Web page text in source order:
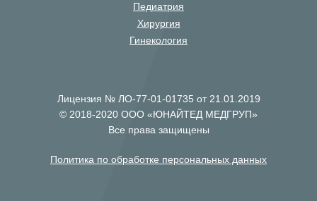
Педиатрия
Хирургия
Гинекология
Лицензия № ЛО-77-01-01735 от 21.01.2019
© 2018-2020 ООО «ЮНАЙТЕД МЕДГРУП»
Все права защищены
Политика по обработке персональных данных